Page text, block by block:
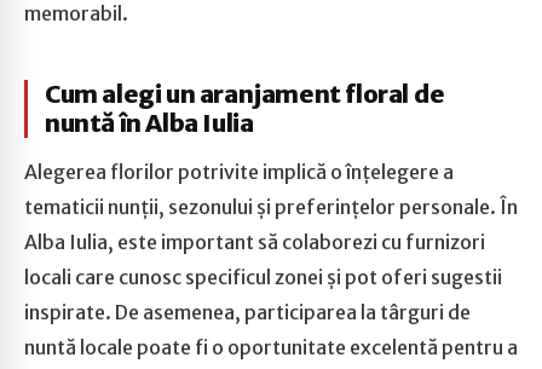
memorabil.
Cum alegi un aranjament floral de
nuntă în Alba Iulia
Alegerea florilor potrivite implică o înțelegere a
tematicii nunții, sezonului și preferințelor personale. În
Alba Iulia, este important să colaborezi cu furnizori
locali care cunosc specificul zonei și pot oferi sugestii
inspirate. De asemenea, participarea la târguri de
nuntă locale poate fi o oportunitate excelentă pentru a